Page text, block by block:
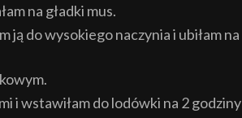
na gładki mus.
ją do wysokiego naczynia i ubiłam na
i wstawiłam do lodówki na 2 godziny